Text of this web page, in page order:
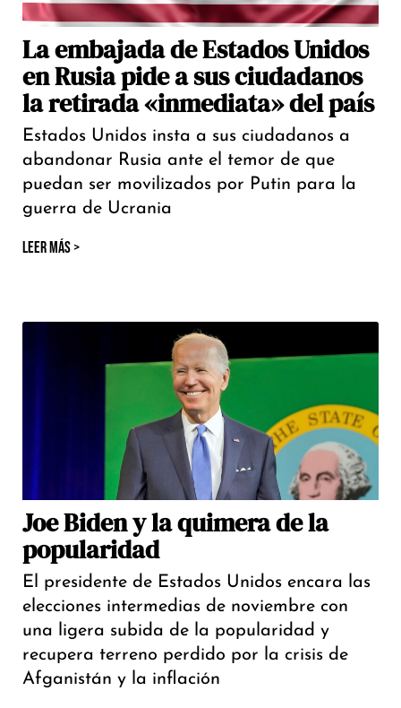
La embajada de Estados Unidos
en Rusia pide a sus ciudadanos
la retirada «inmediata» del país
Estados Unidos insta a sus ciudadanos a
abandonar Rusia ante el temor de que
puedan ser movilizados por Putin para la
guerra de Ucrania
LEER MÁS >
Joe Biden y la quimera de la
popularidad
El presidente de Estados Unidos encara las
elecciones intermedias de noviembre con
una ligera subida de la popularidad y
recupera terreno perdido por la crisis de
Afganistán y la inflación